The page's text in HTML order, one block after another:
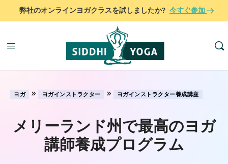
弊社のオンラインヨガクラスを試しましたか? 今すぐ参加
ヨガ » ヨガインストラクター » ヨガインストラクター養成講座
メリーランド州で最高のヨガ
講師養成プログラム